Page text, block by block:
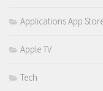
Applications App
Apple TV
Tech